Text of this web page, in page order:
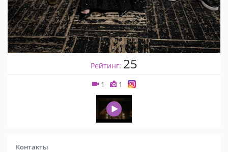
Рейтинг: 25
1 1
Контакты